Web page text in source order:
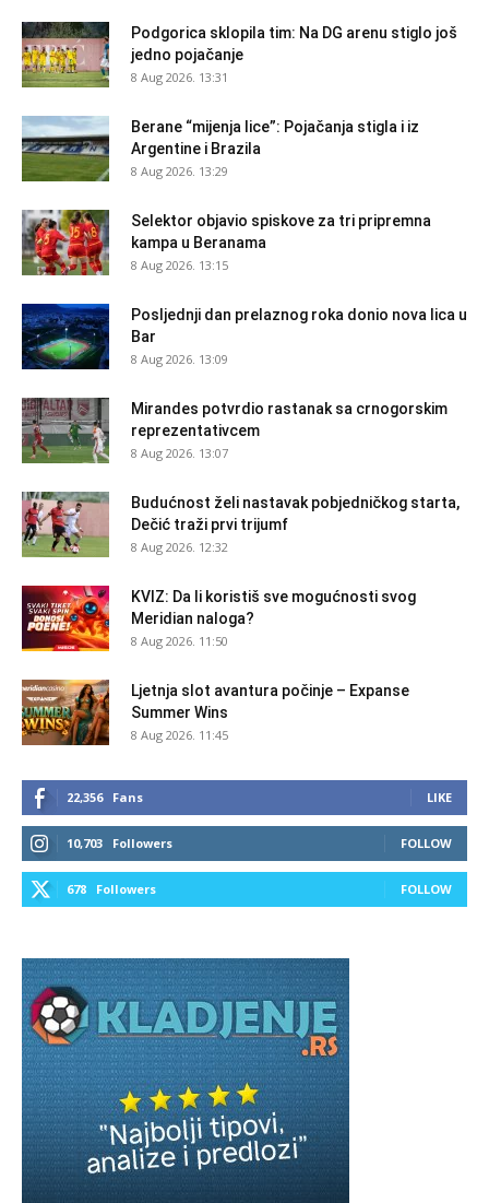
Podgorica sklopila tim: Na DG arenu stiglo još
jedno pojačanje
8 Aug 2026. 13:31
Berane “mijenja lice”: Pojačanja stigla i iz
Argentine i Brazila
8 Aug 2026. 13:29
Selektor objavio spiskove za tri pripremna
kampa u Beranama
8 Aug 2026. 13:15
Posljednji dan prelaznog roka donio nova lica u
Bar
8 Aug 2026. 13:09
Mirandes potvrdio rastanak sa crnogorskim
reprezentativcem
8 Aug 2026. 13:07
Budućnost želi nastavak pobjedničkog starta,
Dečić traži prvi trijumf
8 Aug 2026. 12:32
KVIZ: Da li koristiš sve mogućnosti svog
Meridian naloga?
8 Aug 2026. 11:50
Ljetnja slot avantura počinje – Expanse
Summer Wins
8 Aug 2026. 11:45
22,356 Fans LIKE
10,703 Followers FOLLOW
678 Followers FOLLOW